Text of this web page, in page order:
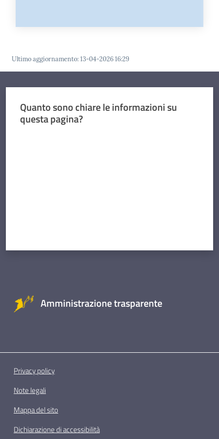
Ultimo aggiornamento:13-04-2026 16:29
Quanto sono chiare le informazioni su
questa pagina?
Amministrazione trasparente
Privacy policy
Note legali
Mappa del sito
Dichiarazione di accessibilità